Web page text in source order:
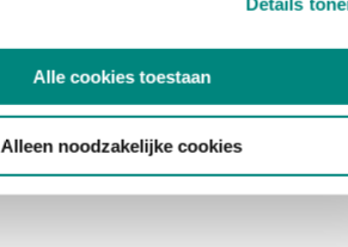
Alle cookies toestaan
Alleen noodzakelijke cookies